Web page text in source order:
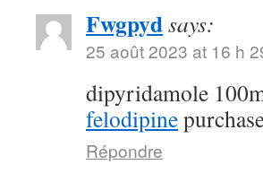
Fwgpydsays:
25 août 2023 at 16 h
dipyridamole
felodipine
Répondre